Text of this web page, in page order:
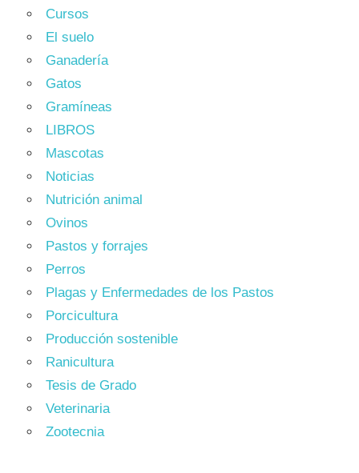
Cursos
El suelo
Ganadería
Gatos
Gramíneas
LIBROS
Mascotas
Noticias
Nutrición animal
Ovinos
Pastos y forrajes
Perros
Plagas y Enfermedades de los Pastos
Porcicultura
Producción sostenible
Ranicultura
Tesis de Grado
Veterinaria
Zootecnia